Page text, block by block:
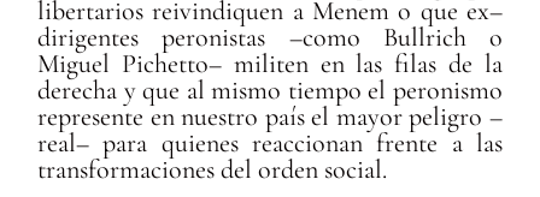
libertarios reivindiquen a Menem o que ex–
dirigentes peronistas –como Bullrich o
Miguel Pichetto– militen en las filas de la
derecha y que al mismo tiempo el peronismo
represente en nuestro país el mayor peligro –
real– para quienes reaccionan frente a las
transformaciones del orden social.